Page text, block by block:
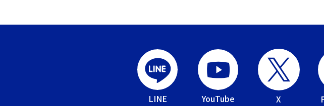
LINE YouTube X